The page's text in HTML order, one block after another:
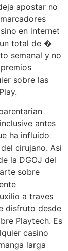
apostar no
en internet
total de �
semanal y no
sobre las
antes
ha influido
cirujano. Asi
la DGOJ del
sobre
a traves
disfruto desde
Playtech. Es
casino
larga